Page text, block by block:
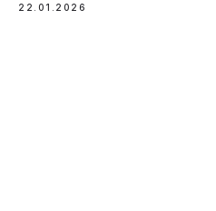
22.01.2026